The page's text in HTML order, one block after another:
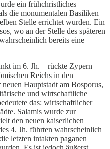
ein frühchristliches
die monumentalen Basiliken
Stelle errichtet wurden. Ein
wo an der Stelle des späteren
bereits eine
im 6. Jh. – rückte Zypern
Reichs in den
Hauptstadt am Bosporus,
und wirtschaftliche
das: wirtschaftlicher
Salamis wurde zur
den neuen kaiserlichen
4. Jh. führten wahrscheinlich
letzten intakten paganen